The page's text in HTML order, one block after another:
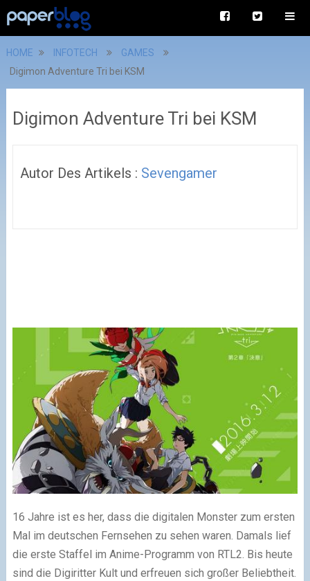
HOME INFOTECH
GAMES
Digimon Adventure Tri bei KSM
Digimon Adventure Tri bei KSM
Autor Des Artikels : Sevengamer
16 Jahre ist es her, dass die digitalen Monster zum ersten
Mal im deutschen Fernsehen zu sehen waren. Damals lief
die erste Staffel im Anime-Programm von RTL2. Bis heute
sind die Digiritter Kult und erfreuen sich großer Beliebtheit.